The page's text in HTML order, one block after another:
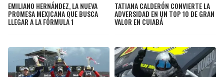
EMILIANO HERNÁNDEZ, LA NUEVA
PROMESA MEXICANA QUE BUSCA
LLEGAR A LA FÓRMULA 1
TATIANA CALDERÓN CONVIERTE LA
ADVERSIDAD EN UN TOP 10 DE GRAN
VALOR EN CUIABÁ